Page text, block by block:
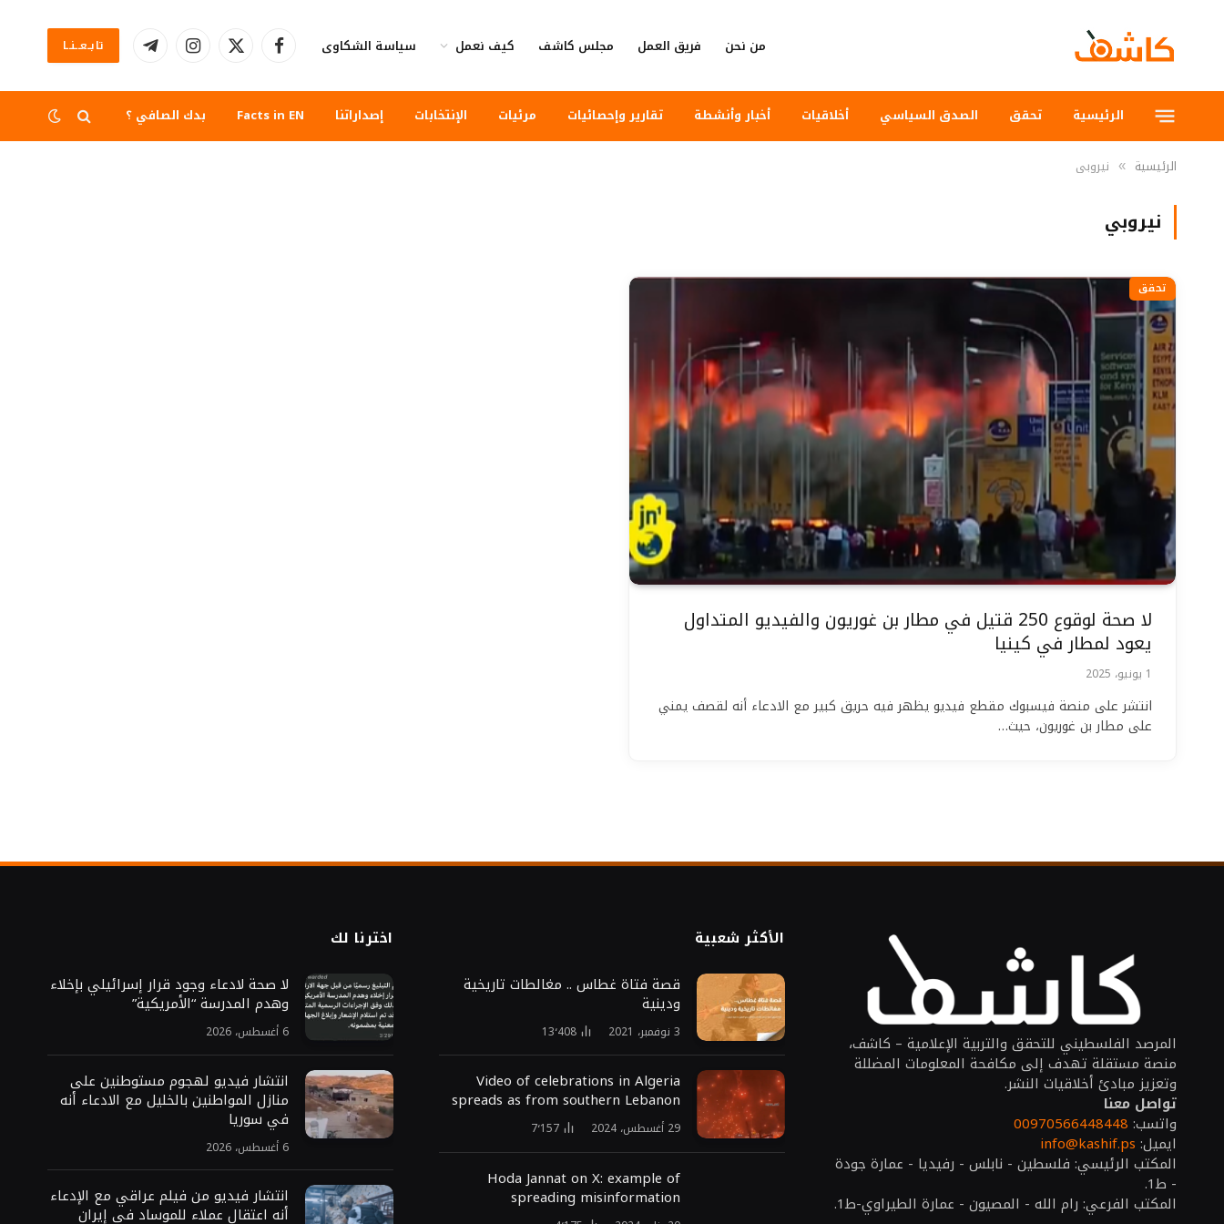
من نحن فريق العمل مجلس كاشف كيف نعمل سياسة الشكاوى فيسبوكX الانستغرامتيلقرام تابــعــنــا
الرئيسية تحقق الصدق السياسي أخلاقيات أخبار وأنشطة تقارير وإحصائيات مرئيات الإنتخابات إصداراتنا Facts in EN بدك الصافي ؟
الرئيسية » نيروبي
نيروبي
تحقق
لا صحة لوقوع 250 قتيل في مطار بن غوريون والفيديو المتداول
يعود لمطار في كينيا
1 يونيو، 2025
انتشر على منصة فيسبوك مقطع فيديو يظهر فيه حريق كبير مع الادعاء أنه لقصف يمني
على مطار بن غوريون، حيث…
المرصد الفلسطيني للتحقق والتربية الإعلامية – كاشف،
منصة مستقلة تهدف إلى مكافحة المعلومات المضللة
وتعزيز مبادئ أخلاقيات النشر.
تواصل معنا
واتسب: 00970566448448
ايميل: info@kashif.ps
المكتب الرئيسي: فلسطين - نابلس - رفيديا - عمارة جودة
- ط1.
المكتب الفرعي: رام الله - المصيون - عمارة الطيراوي-ط1.
الأكثر شعبية
قصة فتاة غطاس .. مغالطات تاريخية
ودينية
3 نوفمبر، 2021 13٬408
Video of celebrations in Algeria
spreads as from southern Lebanon
29 أغسطس، 2024 7٬157
Hoda Jannat on X: example of
spreading misinformation
اخترنا لك
لا صحة لادعاء وجود قرار إسرائيلي بإخلاء
وهدم المدرسة “الأمريكية”
6 أغسطس، 2026
انتشار فيديو لهجوم مستوطنين على
منازل المواطنين بالخليل مع الادعاء أنه
في سوريا
6 أغسطس، 2026
انتشار فيديو من فيلم عراقي مع الإدعاء
أنه اعتقال عملاء للموساد في إيران